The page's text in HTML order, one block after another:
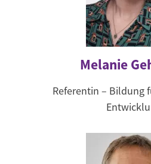
Melanie
Referentin – Bildung